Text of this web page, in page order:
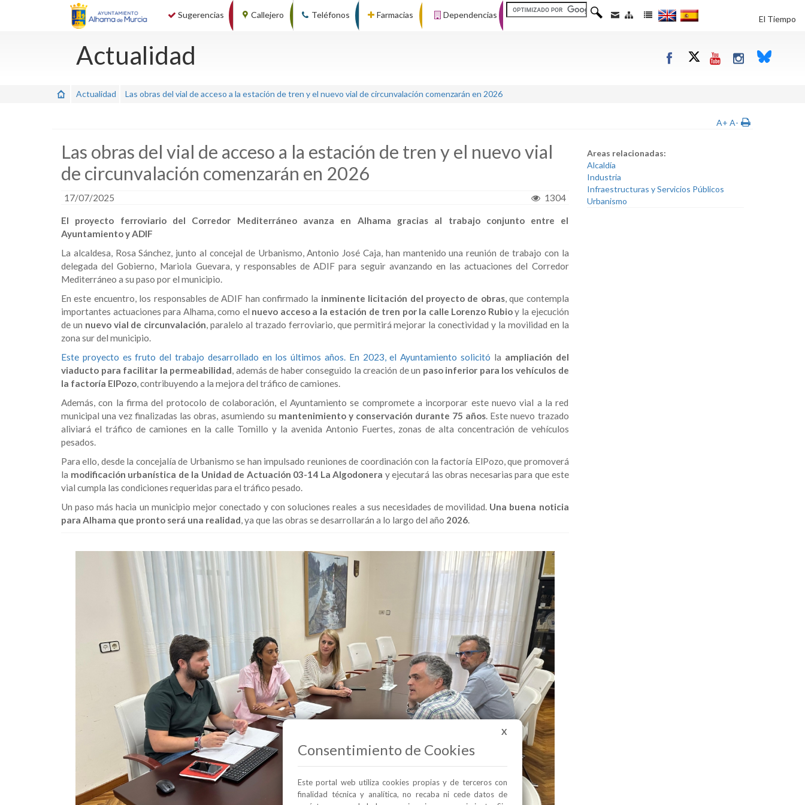
Sugerencias Callejero Teléfonos Farmacias Dependencias El Tiempo
Actualidad
Actualidad Las obras del vial de acceso a la estación de tren y el nuevo vial de circunvalación comenzarán en 2026
A+ A-
Las obras del vial de acceso a la estación de tren y el nuevo vial
de circunvalación comenzarán en 2026
17/07/2025 1304
El proyecto ferroviario del Corredor Mediterráneo avanza en Alhama gracias al trabajo conjunto entre el
Ayuntamiento y ADIF
La alcaldesa, Rosa Sánchez, junto al concejal de Urbanismo, Antonio José Caja, han mantenido una reunión de trabajo con la
delegada del Gobierno, Mariola Guevara, y responsables de ADIF para seguir avanzando en las actuaciones del Corredor
Mediterráneo a su paso por el municipio.
En este encuentro, los responsables de ADIF han confirmado la inminente licitación del proyecto de obras, que contempla
importantes actuaciones para Alhama, como el nuevo acceso a la estación de tren por la calle Lorenzo Rubioy la ejecución
de un nuevo vial de circunvalación, paralelo al trazado ferroviario, que permitirá mejorar la conectividad y la movilidad en la
zona sur del municipio.
Este proyecto es fruto del trabajo desarrollado en los últimos años. En 2023, el Ayuntamiento solicitó la ampliación del
viaducto para facilitar la permeabilidad, además de haber conseguido la creación de un paso inferior para los vehículos de
la factoría ElPozo, contribuyendo a la mejora del tráfico de camiones.
Además, con la firma del protocolo de colaboración, el Ayuntamiento se compromete a incorporar este nuevo vial a la red
municipal una vez finalizadas las obras, asumiendo su mantenimiento y conservación durante 75 años. Este nuevo trazado
aliviará el tráfico de camiones en la calle Tomillo y la avenida Antonio Fuertes, zonas de alta concentración de vehículos
pesados.
Para ello, desde la concejalía de Urbanismo se han impulsado reuniones de coordinación con la factoría ElPozo, que promoverá
la modificación urbanística de la Unidad de Actuación 03-14 La Algodonera y ejecutará las obras necesarias para que este
vial cumpla las condiciones requeridas para el tráfico pesado.
Un paso más hacia un municipio mejor conectado y con soluciones reales a sus necesidades de movilidad. Una buena noticia
para Alhama que pronto será una realidad, ya que las obras se desarrollarán a lo largo del año 2026.
Areas relacionadas:
Alcaldía
Industria
Infraestructuras y Servicios Públicos
Urbanismo
X
Consentimiento de Cookies
Este portal web utiliza cookies propias y de terceros con
finalidad técnica y analítica, no recaba ni cede datos de